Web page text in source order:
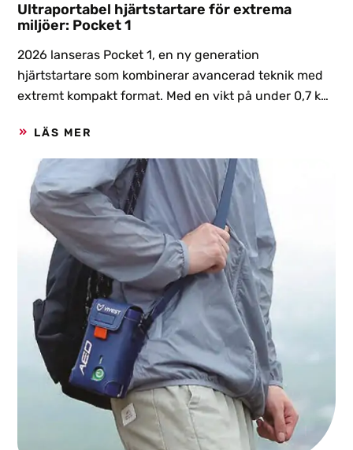
Ultraportabel hjärtstartare för extrema
miljöer: Pocket 1
2026 lanseras Pocket 1, en ny generation
hjärtstartare som kombinerar avancerad teknik med
extremt kompakt format. Med en vikt på under 0,7 kg
Pocket 1 framtagen för att alltid kunna vara nära till
hands, även i de mest krävande miljöerna.
LÄS MER